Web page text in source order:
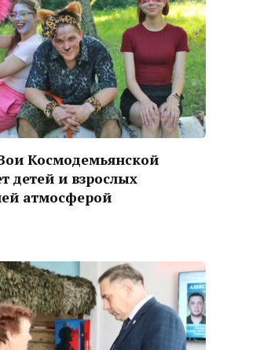
Космодемьянской
детей и взрослых
атмосферой